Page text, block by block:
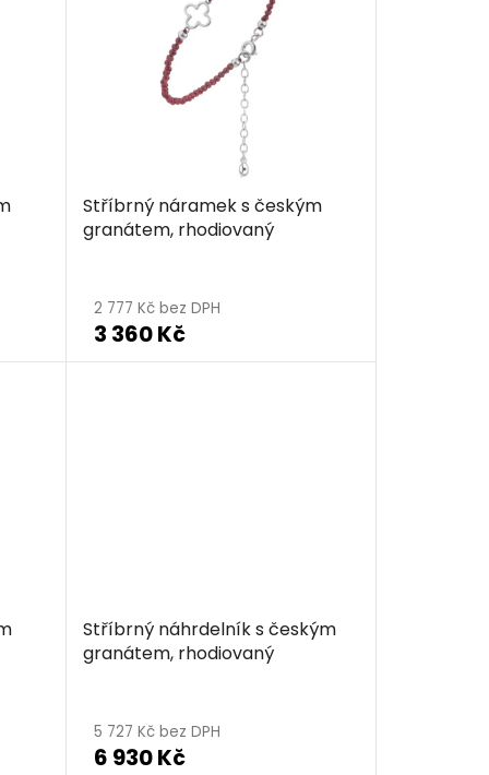
Stříbrný náramek s českým
granátem, rhodiovaný
2 777 Kč bez DPH
3 360 Kč
Stříbrný náhrdelník s českým
granátem, rhodiovaný
hodnocení
produktu
5 727 Kč bez DPH
6 930 Kč